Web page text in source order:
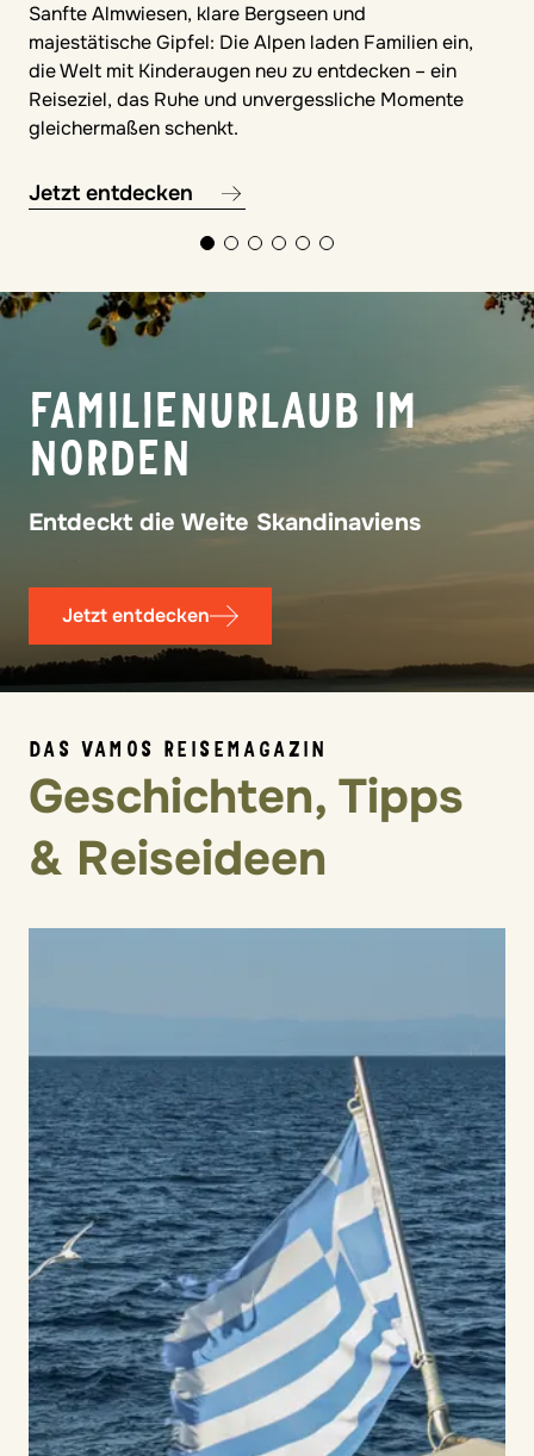
Sanfte Almwiesen, klare Bergseen und
majestätische Gipfel: Die Alpen laden Familien ein,
die Welt mit Kinderaugen neu zu entdecken – ein
Reiseziel, das Ruhe und unvergessliche Momente
gleichermaßen schenkt.
Jetzt entdecken
FAMILIE PUR
Familienurlaub ohne Programm, voller
Gemeinsamkeit
DAS VAMOS REISEMAGAZIN
Geschichten, Tipps
& Reiseideen